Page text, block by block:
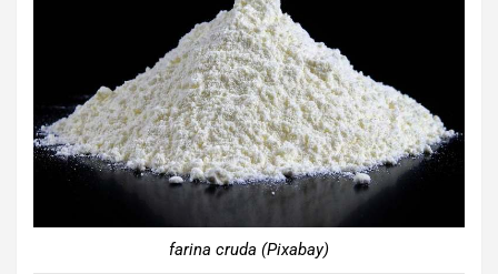
farina cruda (Pixabay)